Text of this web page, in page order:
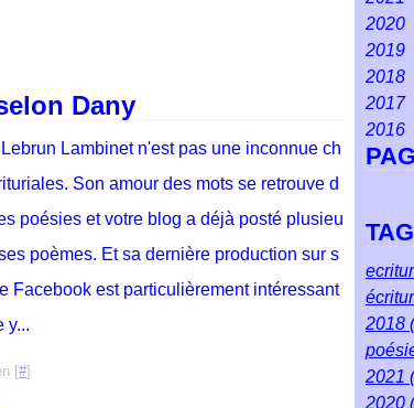
Dany
Lambinet n'est pas une inconnue ch
Son amour des mots se retrouve d
poésies et votre blog a déjà posté plusieu
poèmes. Et sa dernière production sur s
Facebook est particulièrement intéressant
y...
[#]
Mai
Mai
Mai
Juin
2020
2019
Mai
2018
Mai
2017
Avril
2016
Mai
2018
2021
2020